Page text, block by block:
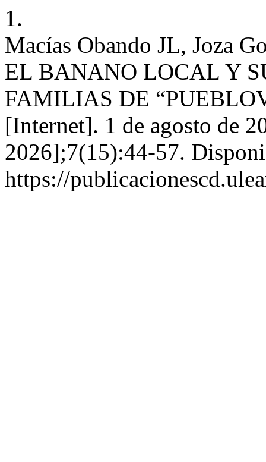
1.
Macías Obando JL, Joza
EL BANANO LOCAL Y
FAMILIAS DE
[Internet]. 1 de agosto de
2026];7(15):44-57.
https://